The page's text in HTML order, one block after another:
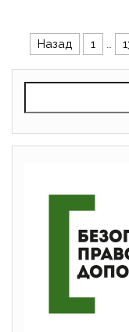
Назад 1 …